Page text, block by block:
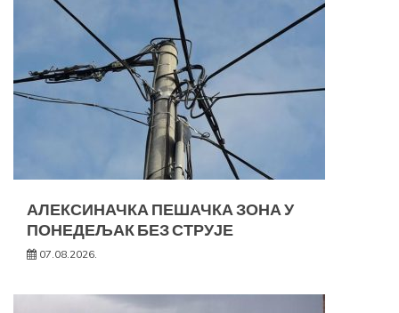
АЛЕКСИНАЧКА ПЕШАЧКА ЗОНА У
ПОНЕДЕЉАК БЕЗ СТРУЈЕ
07.08.2026.